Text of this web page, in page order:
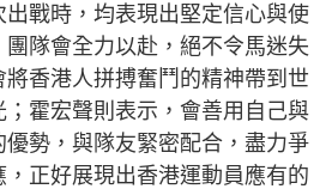
出戰時，均表現出堅定信心與使
隊會全力以赴，絕不令馬迷失
香港人拼搏奮鬥的精神帶到世
霍宏聲則表示，會善用自己與
勢，與隊友緊密配合，盡力爭
正好展現出香港運動員應有的